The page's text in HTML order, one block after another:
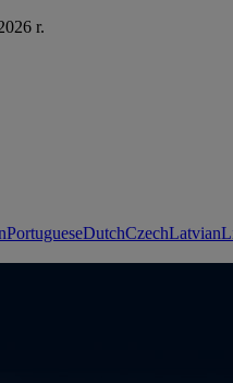
r.
PortugueseDutchCzechLatvian